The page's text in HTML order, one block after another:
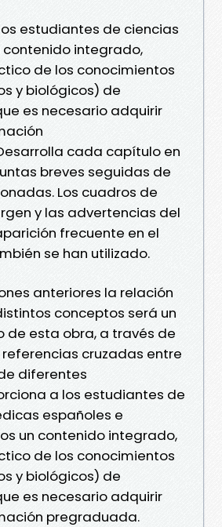
estudiantes de ciencias
integrado,
de los conocimientos
y biológicos) de
es necesario adquirir
cada capítulo en
breves seguidas de
Los cuadros de
y las advertencias del
frecuente en el
se han utilizado.
anteriores la relación
conceptos será un
de esta obra, a través de
cruzadas entre
diferentes
a los estudiantes de
españoles e
un contenido integrado,
de los conocimientos
y biológicos) de
es necesario adquirir
pregraduada.